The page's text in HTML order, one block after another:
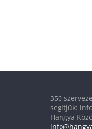
350
segítjük:
Hangya